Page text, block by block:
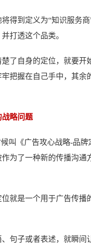
得到定义为“知识服务
打透这个品类。
了自身的定位，就要
把握在自己手中，其
略问题
叫《广告攻心战略-品
为了一种新的传播沟
就是一个用于广告传播
句子或者表述，就瞬